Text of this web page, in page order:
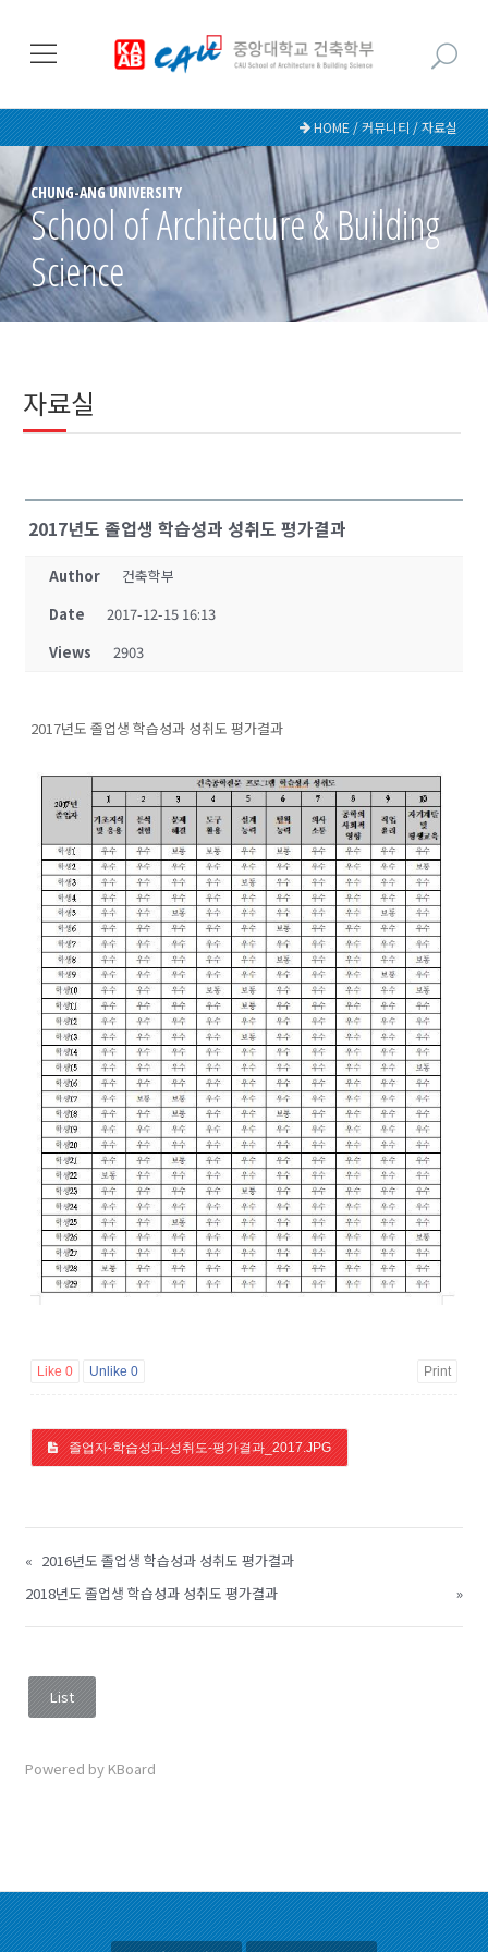
HOME / 커뮤니티 / 자료실
CHUNG-ANG UNIVERSITY
School of Architecture & Building
Science
자료실
2017년도 졸업생 학습성과 성취도 평가결과
Author
건축학부
Date
2017-12-15 16:13
Views
2903
2017년도 졸업생 학습성과 성취도 평가결과
Like 0 Unlike 0 Print
졸업자-학습성과-성취도-평가결과_2017.JPG
« 2016년도 졸업생 학습성과 성취도 평가결과
2018년도 졸업생 학습성과 성취도 평가결과
»
List
Powered by KBoard